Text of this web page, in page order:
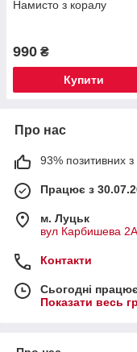
Намисто з коралу
990 ₴
Купити
Про нас
93% позитивних з
Працює з
м. Луцьк
вул Карбишева
Контакти
Сьогодні
Показати весь